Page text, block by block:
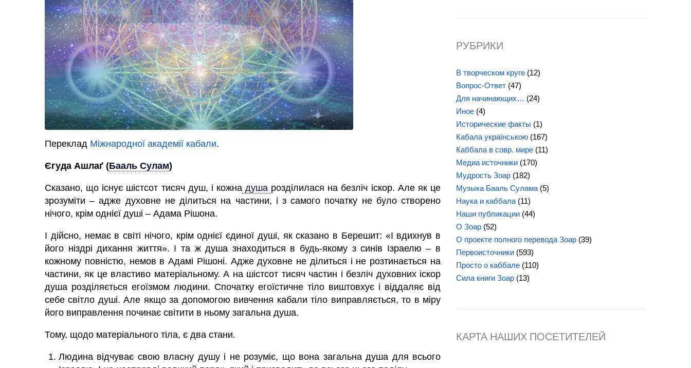
Переклад Міжнародної академії кабали.
Єгуда Ашлаґ (Бааль Сулам)
Сказано, що існує шістсот тисяч душ, і кожнадуша розділилася на безліч іскор. Але як це
зрозуміти – адже духовне не ділиться на частини, і з самого початку не було створено
нічого, крім однієї душі – Адама Рішона.
І дійсно, немає в світі нічого, крім однієї єдиної душі, як сказано в Берешит: «І вдихнув в
його ніздрі дихання життя». І та ждуша знаходиться в будь-якому з синів Ізраелю – в
кожному повністю, немов в Адамі Рішоні. Адже духовне не ділиться і не розтинається на
частини, як це властиво матеріальному. А на шістсот тисяч частин і безліч духовних іскор
душа розділяється егоїзмом людини. Спочатку егоїстичне тіло виштовхує і віддаляє від
себе світло душі. Але якщо за допомогою вивчення кабали тіло виправляється, то в міру
його виправлення починає світити в ньому загальна душа.
Тому, щодо матеріального тіла, є два стани.
Людина відчуває свою власну душу і не розуміє, що вона загальнадуша для всього
РУБРИКИ
В творческом круге (12)
Вопрос-Ответ (47)
Для начинающих… (24)
Иное (4)
Исторические факты (1)
Кабала українською (167)
Каббала в совр. мире (11)
Медиа источники (170)
Мудрость Зоар (182)
Музыка Бааль Сулама (5)
Наука и каббала (11)
Наши публикации (44)
О Зоар (52)
О проекте полного перевода Зоар (39)
Первоисточники (593)
Просто о каббале (110)
Сила книги Зоар (13)
КАРТА НАШИХ ПОСЕТИТЕЛЕЙ